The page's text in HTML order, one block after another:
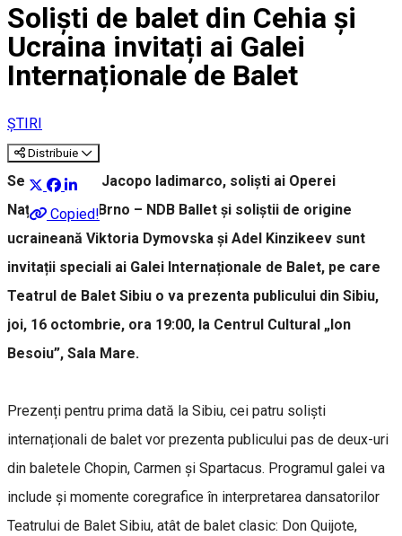
Soliști de balet din Cehia și
Ucraina invitați ai Galei
Internaționale de Balet
ȘTIRI
Distribuie
Copied!
Se Hyun An și Jacopo Iadimarco, soliști ai Operei
Naționale din Brno – NDB Ballet și soliștii de origine
ucraineană Viktoria Dymovska și Adel Kinzikeev sunt
invitații speciali ai Galei Internaționale de Balet, pe care
Teatrul de Balet Sibiu o va prezenta publicului din Sibiu,
joi, 16 octombrie, ora 19:00, la Centrul Cultural „Ion
Besoiu”, Sala Mare.
Prezenți pentru prima dată la Sibiu, cei patru soliști
internaționali de balet vor prezenta publicului pas de deux-uri
din baletele Chopin, Carmen și Spartacus. Programul galei va
include și momente coregrafice în interpretarea dansatorilor
Teatrului de Balet Sibiu, atât de balet clasic: Don Quijote,